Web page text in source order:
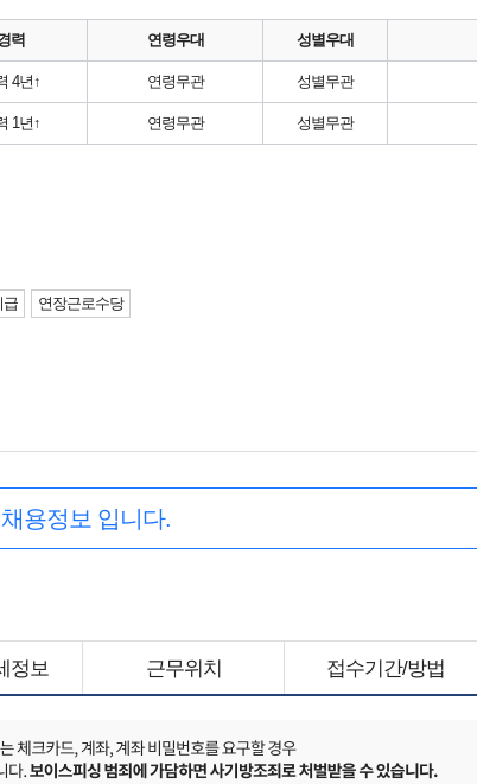
력 연령우대 성별우대
4년↑ 연령무관 성별무관
1년↑ 연령무관 성별무관
급 연장근로수당
용정보 입니다.
정보 근무위치 접수기간/방법